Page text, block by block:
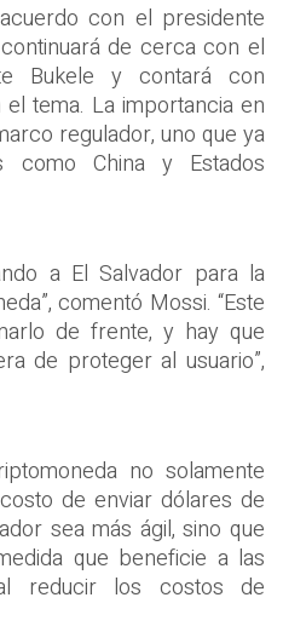
con el presidente
de cerca con el
Bukele y contará con
tema. La importancia en
regulador, uno que ya
como China y Estados
a El Salvador para la
comentó Mossi. “Este
de frente, y hay que
de proteger al usuario”,
no solamente
de enviar dólares de
sea más ágil, sino que
que beneficie a las
reducir los costos de